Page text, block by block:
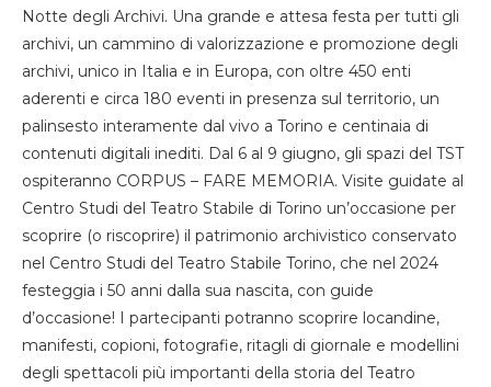
Notte degli Archivi. Una grande e attesa festa per tutti gli
archivi, un cammino di valorizzazione e promozione degli
archivi, unico in Italia e in Europa, con oltre 450 enti
aderenti e circa 180 eventi in presenza sul territorio, un
palinsesto interamente dal vivo a Torino e centinaia di
contenuti digitali inediti. Dal 6 al 9 giugno, gli spazi del TST
ospiteranno CORPUS – FARE MEMORIA. Visite guidate al
Centro Studi del Teatro Stabile di Torino un’occasione per
scoprire (o riscoprire) il patrimonio archivistico conservato
nel Centro Studi del Teatro Stabile Torino, che nel 2024
festeggia i 50 anni dalla sua nascita, con guide
d’occasione! I partecipanti potranno scoprire locandine,
manifesti, copioni, fotografie, ritagli di giornale e modellini
degli spettacoli più importanti della storia del Teatro